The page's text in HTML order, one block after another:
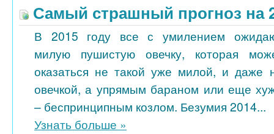
Самый страшный прогноз на
В 2015 году все с умилением
милую пушистую овечку, которая
оказаться не такой уже милой, и даже
овечкой, а упрямым бараном или еще
– беспринципным козлом. Безумия 2014...
Узнать больше »